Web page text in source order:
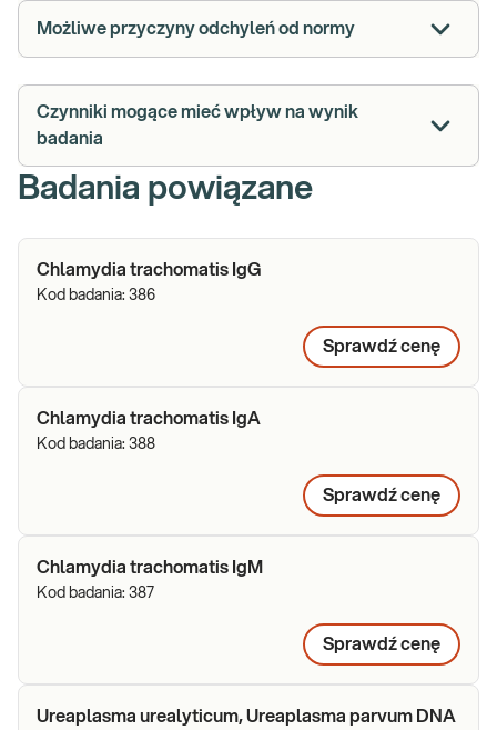
Możliwe przyczyny odchyleń od normy
Czynniki mogące mieć wpływ na wynik
badania
Badania powiązane
Chlamydia trachomatis IgG
Kod badania: 386
Sprawdź cenę
Chlamydia trachomatis IgA
Kod badania: 388
Sprawdź cenę
Chlamydia trachomatis IgM
Kod badania: 387
Sprawdź cenę
Ureaplasma urealyticum, Ureaplasma parvum DNA